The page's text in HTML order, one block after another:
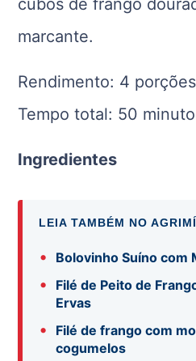
marcante.
Rendimento: 4 porções
Tempo total: 50
Ingredientes
LEIA TAMBÉM NO
• Bolovinho Suíno com
•
Filé de Peito de
Ervas
•
Filé de frango com
cogumelos